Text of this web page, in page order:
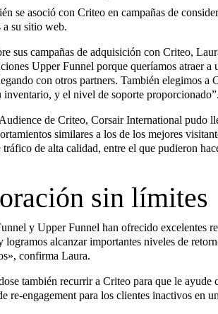
se asoció con Criteo en campañas de
a su sitio web.
sus campañas de adquisición con Criteo,
Upper Funnel porque queríamos atraer
con otros partners. También elegimos a
inventario, y el nivel de soporte proporcionado”.
de Criteo, Corsair International pudo
similares a los de los mejores
de alta calidad, entre el que pudieron
sin límites
y Upper Funnel han ofrecido excelentes
logramos alcanzar importantes niveles de
confirma Laura.
también recurrir a Criteo para que le ayude
re-engagement para los clientes inactivos en